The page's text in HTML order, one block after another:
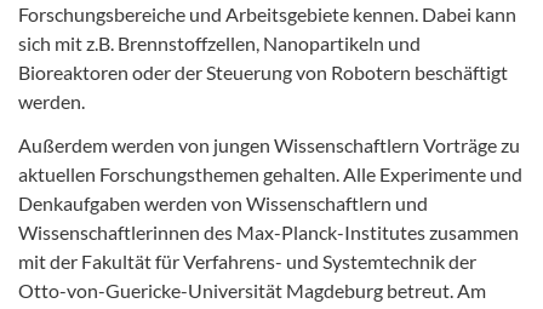
Forschungsbereiche und Arbeitsgebiete kennen. Dabei kann
sich mit z.B. Brennstoffzellen, Nanopartikeln und
Bioreaktoren oder der Steuerung von Robotern beschäftigt
werden.
Außerdem werden von jungen Wissenschaftlern Vorträge zu
aktuellen Forschungsthemen gehalten. Alle Experimente und
Denkaufgaben werden von Wissenschaftlern und
Wissenschaftlerinnen des Max-Planck-Institutes zusammen
mit der Fakultät für Verfahrens- und Systemtechnik der
Otto-von-Guericke-Universität Magdeburg betreut. Am